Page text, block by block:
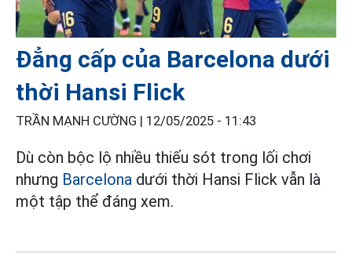
Đẳng cấp của Barcelona dưới
thời Hansi Flick
TRẦN MẠNH CƯỜNG | 12/05/2025 - 11:43
Dù còn bộc lộ nhiều thiếu sót trong lối chơi
nhưng Barcelona dưới thời Hansi Flick vẫn là
một tập thể đáng xem.